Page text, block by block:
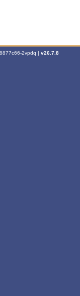
2vpdq | v26.7.8